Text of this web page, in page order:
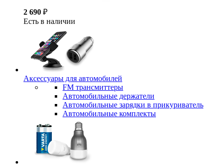
2 690 ₽
Есть в наличии
Аксессуары для автомобилей
FM трансмиттеры
Автомобильные держатели
Автомобильные зарядки в прикуриватель
Автомобильные комплекты